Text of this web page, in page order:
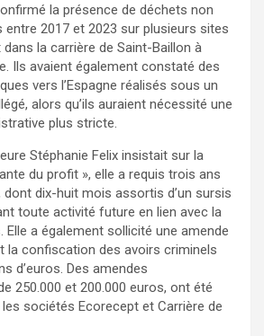
la présence de déchets non
2017 et 2023 sur plusieurs sites
la carrière de Saint-Baillon à
Ils avaient également constaté des
vers l’Espagne réalisés sous un
alors qu’ils auraient nécessité une
plus stricte.
Stéphanie Felix insistait sur la
du profit », elle a requis trois ans
dont dix-huit mois assortis d’un sursis
toute activité future en lien avec la
Elle a également sollicité une amende
la confiscation des avoirs criminels
d’euros. Des amendes
250.000 et 200.000 euros, ont été
sociétés Ecorecept et Carrière de